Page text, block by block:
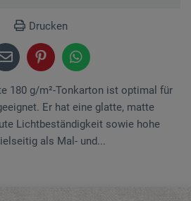
Drucken
180 g/m²-Tonkarton ist optimal für
Er hat eine glatte, matte
Lichtbeständigkeit sowie hohe
als Mal- und...